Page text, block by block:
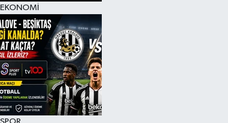
EKONOMİ